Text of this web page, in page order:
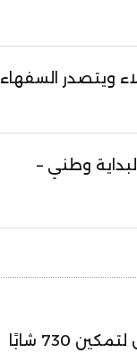
ويتصدر السفهاء
وطني –
توقيع خطة عمل لتمكين 730 شابًا